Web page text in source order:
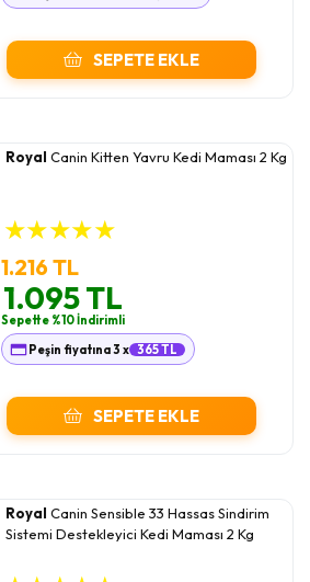
SEPETE EKLE
Royal Canin Kitten Yavru Kedi Maması 2 Kg
★★★★★
1.216 TL
1.095 TL
Sepette %10 İndirimli
Peşin fiyatına 3 x 365 TL
SEPETE EKLE
Royal Canin Sensible 33 Hassas Sindirim
Sistemi Destekleyici Kedi Maması 2 Kg